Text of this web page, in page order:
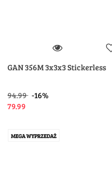
GAN 356M 3x3x3 Stickerless
94.99 -16%
79.99
MEGA WYPRZEDAŻ